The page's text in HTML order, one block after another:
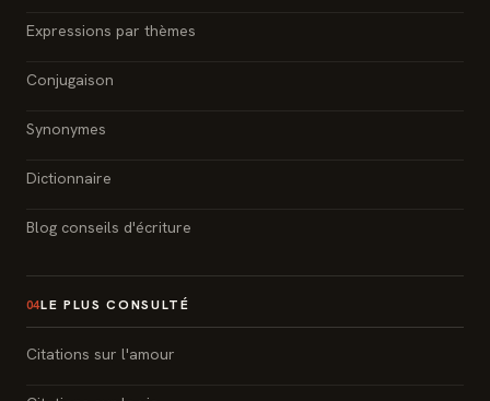
Expressions par thèmes
Conjugaison
Synonymes
Dictionnaire
Blog conseils d'écriture
04LE PLUS CONSULTÉ
Citations sur l'amour